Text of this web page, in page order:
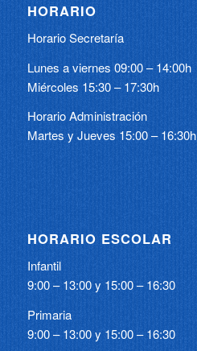
HORARIO
Horario Secretaría
Lunes a viernes 09:00 – 14:00h
Miércoles 15:30 – 17:30h
Horario Administración
Martes y Jueves 15:00 – 16:30h
HORARIO ESCOLAR
Infantil
9:00 – 13:00 y 15:00 – 16:30
Primaria
9:00 – 13:00 y 15:00 – 16:30